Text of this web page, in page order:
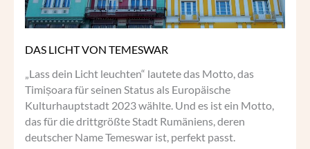
DAS LICHT VON TEMESWAR
„Lass dein Licht leuchten“ lautete das Motto, das
Timișoara für seinen Status als Europäische
Kulturhauptstadt 2023 wählte. Und es ist ein Motto,
das für die drittgrößte Stadt Rumäniens, deren
deutscher Name Temeswar ist, perfekt passt.